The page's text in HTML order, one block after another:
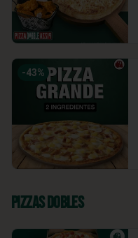
-43%
Pizzas Dobles